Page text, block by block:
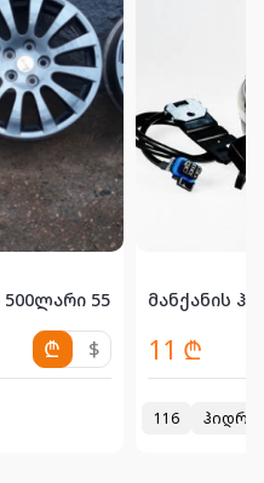
558543271
₾ $
მანქანის
11 ₾
116